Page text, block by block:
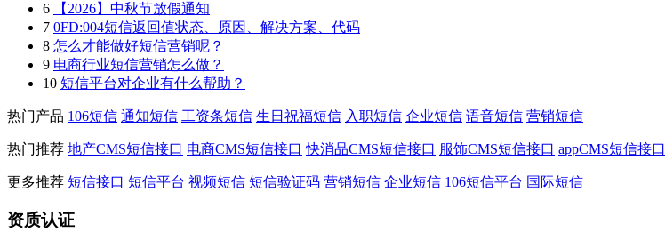
6
【2026】中秋节放假通知
7 0FD:004短信返回值状态、原因、解决方案、代码
8 怎么才能做好短信营销呢？
9 电商行业短信营销怎么做？
10 短信平台对企业有什么帮助？
热门产品 106短信 通知短信 工资条短信 生日祝福短信 入职短信 企业短信 语音短信 营销短信
热门推荐 地产CMS短信接口 电商CMS短信接口 快消品CMS短信接口 服饰CMS短信接口 appCMS短信接口
更多推荐 短信接口 短信平台 视频短信 短信验证码 营销短信 企业短信 106短信平台 国际短信
资质认证